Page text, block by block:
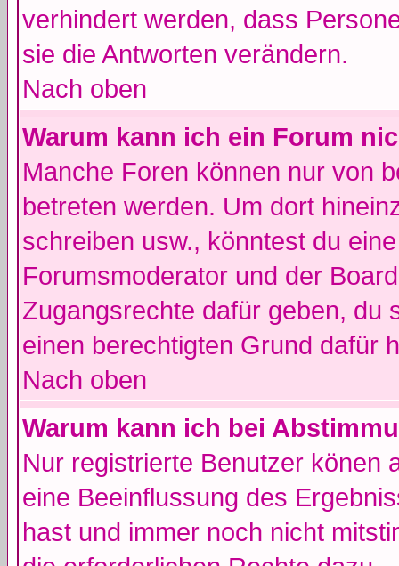
verhindert werden, dass
sie die Antworten verändern.
Nach oben
Warum kann ich ein Forum
Manche Foren können nur von
betreten werden. Um dort
schreiben usw., könntest du
Forumsmoderator und der
Zugangsrechte dafür geben, du
einen berechtigten Grund dafür
Nach oben
Warum kann ich bei
Nur registrierte Benutzer könen
eine Beeinflussung des
hast und immer noch nicht